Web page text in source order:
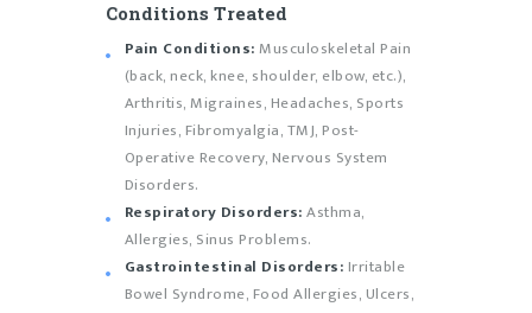
Conditions Treated
Pain Conditions:Musculoskeletal Pain
(back, neck, knee, shoulder, elbow, etc.),
Arthritis, Migraines, Headaches, Sports
Injuries, Fibromyalgia, TMJ, Post-
Operative Recovery, Nervous System
Disorders.
Respiratory Disorders:Asthma,
Allergies, Sinus Problems.
Gastrointestinal Disorders: Irritable
Bowel Syndrome, Food Allergies, Ulcers,